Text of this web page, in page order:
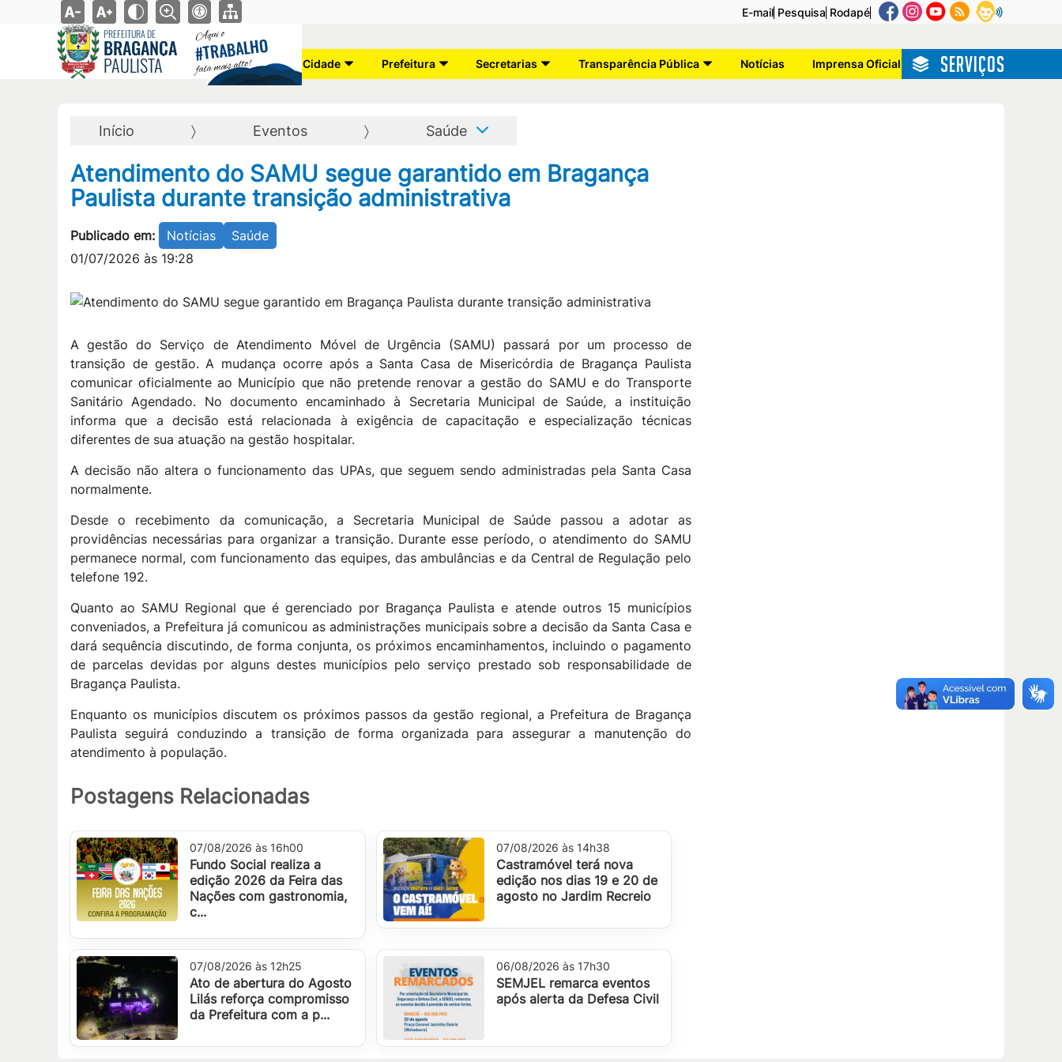
E-mail Pesquisa Rodapé
PREFEITURA DE
BRAGANÇA
PAULISTA
Aqui o
#TRABALHO
fala mais alto! Cidade Prefeitura Secretarias Transparência Pública Notícias Imprensa Oficial SERVIÇOS
Início Eventos Saúde
Atendimento do SAMU segue garantido em Bragança
Paulista durante transição administrativa
Publicado em: Notícias
Saúde
01/07/2026 às 19:28
A gestão do Serviço de Atendimento Móvel de Urgência (SAMU) passará por um processo de
transição de gestão. A mudança ocorre após a Santa Casa de Misericórdia de Bragança Paulista
comunicar oficialmente ao Município que não pretende renovar a gestão do SAMU e do Transporte
Sanitário Agendado. No documento encaminhado à Secretaria Municipal de Saúde, a instituição
informa que a decisão está relacionada à exigência de capacitação e especialização técnicas
diferentes de sua atuação na gestão hospitalar.
A decisão não altera o funcionamento das UPAs, que seguem sendo administradas pela Santa Casa
normalmente.
Desde o recebimento da comunicação, a Secretaria Municipal de Saúde passou a adotar as
providências necessárias para organizar a transição. Durante esse período, o atendimento do SAMU
permanece normal, com funcionamento das equipes, das ambulâncias e da Central de Regulação pelo
telefone 192.
Quanto ao SAMU Regional que é gerenciado por Bragança Paulista e atende outros 15 municípios
conveniados, a Prefeitura já comunicou as administrações municipais sobre a decisão da Santa Casa e
dará sequência discutindo, de forma conjunta, os próximos encaminhamentos, incluindo o pagamento
de parcelas devidas por alguns destes municípios pelo serviço prestado sob responsabilidade de
Bragança Paulista.
Enquanto os municípios discutem os próximos passos da gestão regional, a Prefeitura de Bragança
Paulista seguirá conduzindo a transição de forma organizada para assegurar a manutenção do
atendimento à população.
Postagens Relacionadas
07/08/2026 às 16h00
Fundo Social realiza a
edição 2026 da Feira das
Nações com gastronomia,
c...
07/08/2026 às 14h38
Castramóvel terá nova
edição nos dias 19 e 20 de
agosto no Jardim Recreio
07/08/2026 às 12h25
Ato de abertura do Agosto
Lilás reforça compromisso
da Prefeitura com a p...
06/08/2026 às 17h30
SEMJEL remarca eventos
após alerta da Defesa Civil